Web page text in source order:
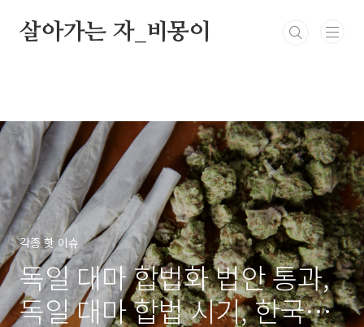
살아가는 자_비몽이
각종 핫 이슈
독일 대마 합법화 법안 통과,
독일 대마 합법 시기, 한국인